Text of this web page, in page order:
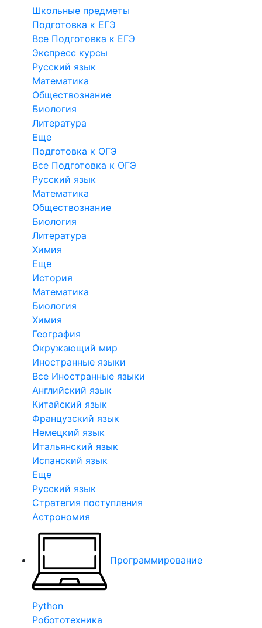
Школьные предметы
Подготовка к ЕГЭ
Все Подготовка к ЕГЭ
Экспресс курсы
Русский язык
Математика
Обществознание
Биология
Литература
Еще
Подготовка к ОГЭ
Все Подготовка к ОГЭ
Русский язык
Математика
Обществознание
Биология
Литература
Химия
Еще
История
Математика
Биология
Химия
География
Окружающий мир
Иностранные языки
Все Иностранные языки
Английский язык
Китайский язык
Французский язык
Немецкий язык
Итальянский язык
Испанский язык
Еще
Русский язык
Стратегия поступления
Астрономия
Программирование
Python
Робототехника